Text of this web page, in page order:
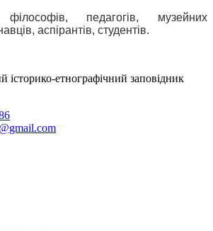
педагогів, музейних
аспірантів, студентів.
історико-етнографічний заповідник